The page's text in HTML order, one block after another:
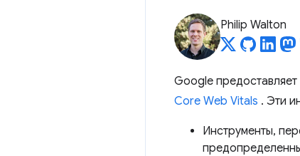
Philip Walton
Google предоставляет
Core Web Vitals . Эти
Инструменты,